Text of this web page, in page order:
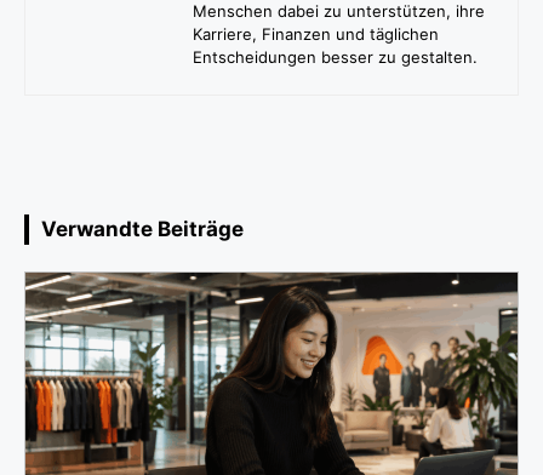
Menschen dabei zu unterstützen, ihre
Karriere, Finanzen und täglichen
Entscheidungen besser zu gestalten.
Verwandte Beiträge